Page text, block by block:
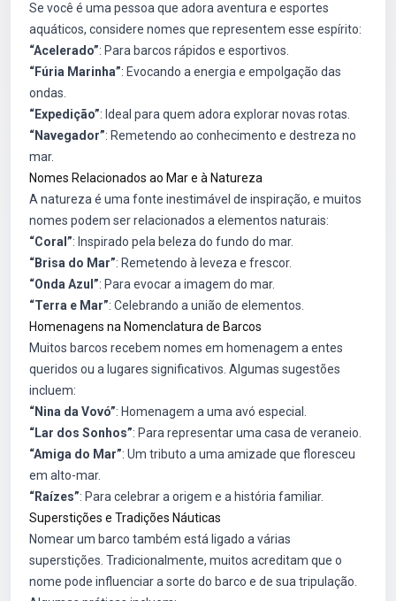
Se você é uma pessoa que adora aventura e esportes
aquáticos, considere nomes que representem esse espírito:
“Acelerado”: Para barcos rápidos e esportivos.
“Fúria Marinha”: Evocando a energia e empolgação das
ondas.
“Expedição”: Ideal para quem adora explorar novas rotas.
“Navegador”: Remetendo ao conhecimento e destreza no
mar.
Nomes Relacionados ao Mar e à Natureza
A natureza é uma fonte inestimável de inspiração, e muitos
nomes podem ser relacionados a elementos naturais:
“Coral”: Inspirado pela beleza do fundo do mar.
“Brisa do Mar”: Remetendo à leveza e frescor.
“Onda Azul”: Para evocar a imagem do mar.
“Terra e Mar”: Celebrando a união de elementos.
Homenagens na Nomenclatura de Barcos
Muitos barcos recebem nomes em homenagem a entes
queridos ou a lugares significativos. Algumas sugestões
incluem:
“Nina da Vovó”: Homenagem a uma avó especial.
“Lar dos Sonhos”: Para representar uma casa de veraneio.
“Amiga do Mar”: Um tributo a uma amizade que floresceu
em alto-mar.
“Raízes”: Para celebrar a origem e a história familiar.
Superstições e Tradições Náuticas
Nomear um barco também está ligado a várias
superstições. Tradicionalmente, muitos acreditam que o
nome pode influenciar a sorte do barco e de sua tripulação.